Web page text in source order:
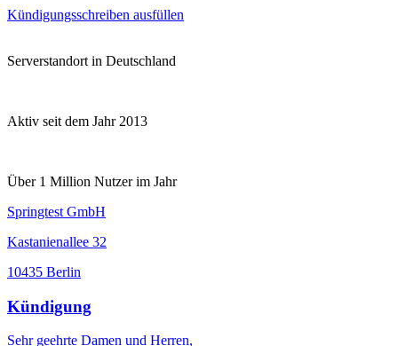
Kündigungsschreiben ausfüllen
Serverstandort in Deutschland
Aktiv seit dem Jahr 2013
Über 1 Million Nutzer im Jahr
Springtest GmbH
Kastanienallee 32
10435 Berlin
Kündigung
Sehr geehrte Damen und Herren,